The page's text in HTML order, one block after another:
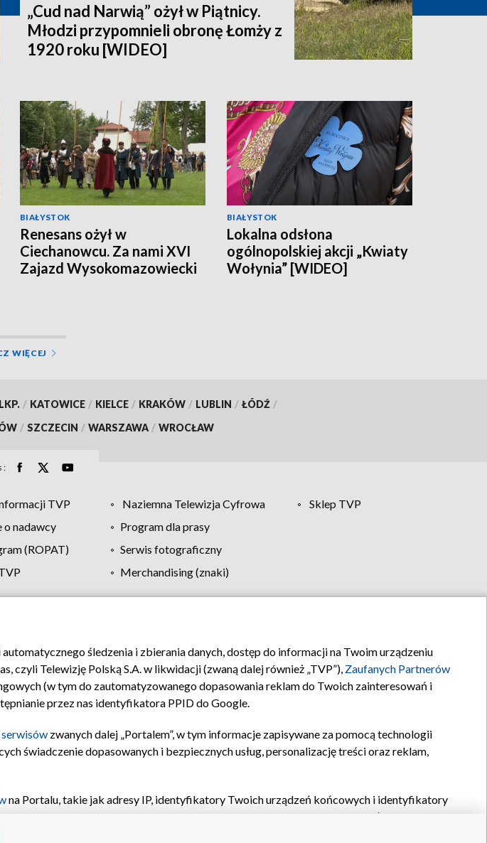
„Cud nad Narwią” ożył w Piątnicy.
Młodzi przypomnieli obronę Łomży z
1920 roku [WIDEO]
BIAŁYSTOK
Renesans ożył w
Ciechanowcu. Za nami XVI
Zajazd Wysokomazowiecki
BIAŁYSTOK
Lokalna odsłona
ogólnopolskiej akcji „Kwiaty
Wołynia” [WIDEO]
WIĘCEJ
/ KATOWICE / KIELCE / KRAKÓW / LUBLIN / ŁÓDŹ /
/ SZCZECIN / WARSZAWA / WROCŁAW
TVP Naziemna Telewizja Cyfrowa
Sklep TVP
o nadawcy
Program dla prasy
(ROPAT)
Serwis fotograficzny
Merchandising (znaki)
zgody Pomoc Biuro reklamy Kontakt
śledzenia i zbierania danych, dostęp do informacji na Twoim urządzeniu
czyli Telewizję Polską S.A. w likwidacji (zwaną dalej również „TVP”), Zaufanych Partnerów
(w tym do zautomatyzowanego dopasowania reklam do Twoich zainteresowań i
przez nas identyfikatora PPID do Google.
zwanych dalej „Portalem”, w tym informacje zapisywane za pomocą technologii
świadczenie dopasowanych i bezpiecznych usług, personalizację treści oraz reklam,
na Portalu, takie jak adresy IP, identyfikatory Twoich urządzeń końcowych i identyfikatory
oraz pozostałych
lub dostęp do nich, wyboru podstawowych reklam, wyboru spersonalizowanych